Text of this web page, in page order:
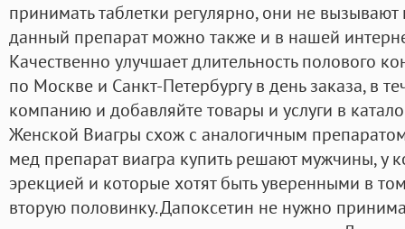
принимать таблетки регулярно, они не
данный препарат можно также и в нашей
Качественно улучшает длительность полового
по Москве и Санкт-Петербургу в день заказа, в
компанию и добавляйте товары и услуги в
Женской Виагры схож с аналогичным
мед препарат виагра купить решают мужчины, у
эрекцией и которые хотят быть уверенными в
вторую половинку. Дапоксетин не нужно